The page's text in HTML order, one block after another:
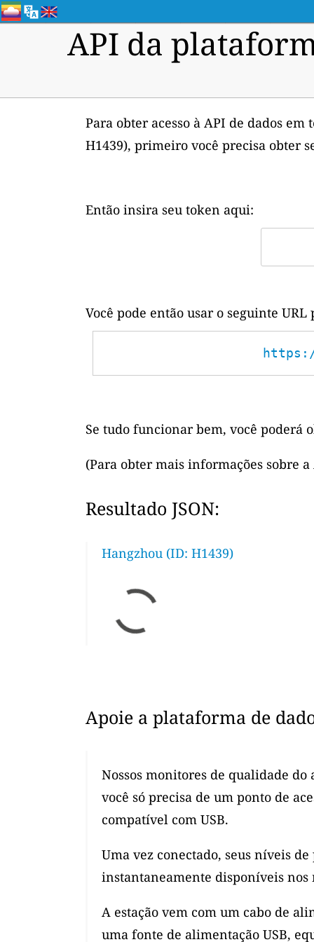
API da
Para obter acesso à API de dados
H1439), primeiro você precisa obter
Então insira seu token aqui:
Você pode então usar o seguinte
https://
Se tudo funcionar bem, você poderá
(Para obter mais informações sobre
Resultado JSON:
Hangzhou (ID: H1439)
Apoie a plataforma de
Nossos monitores de qualidade
você só precisa de um ponto de
compatível com USB.
Uma vez conectado, seus níveis
instantaneamente disponíveis nos
A estação vem com um cabo de
uma fonte de alimentação USB,